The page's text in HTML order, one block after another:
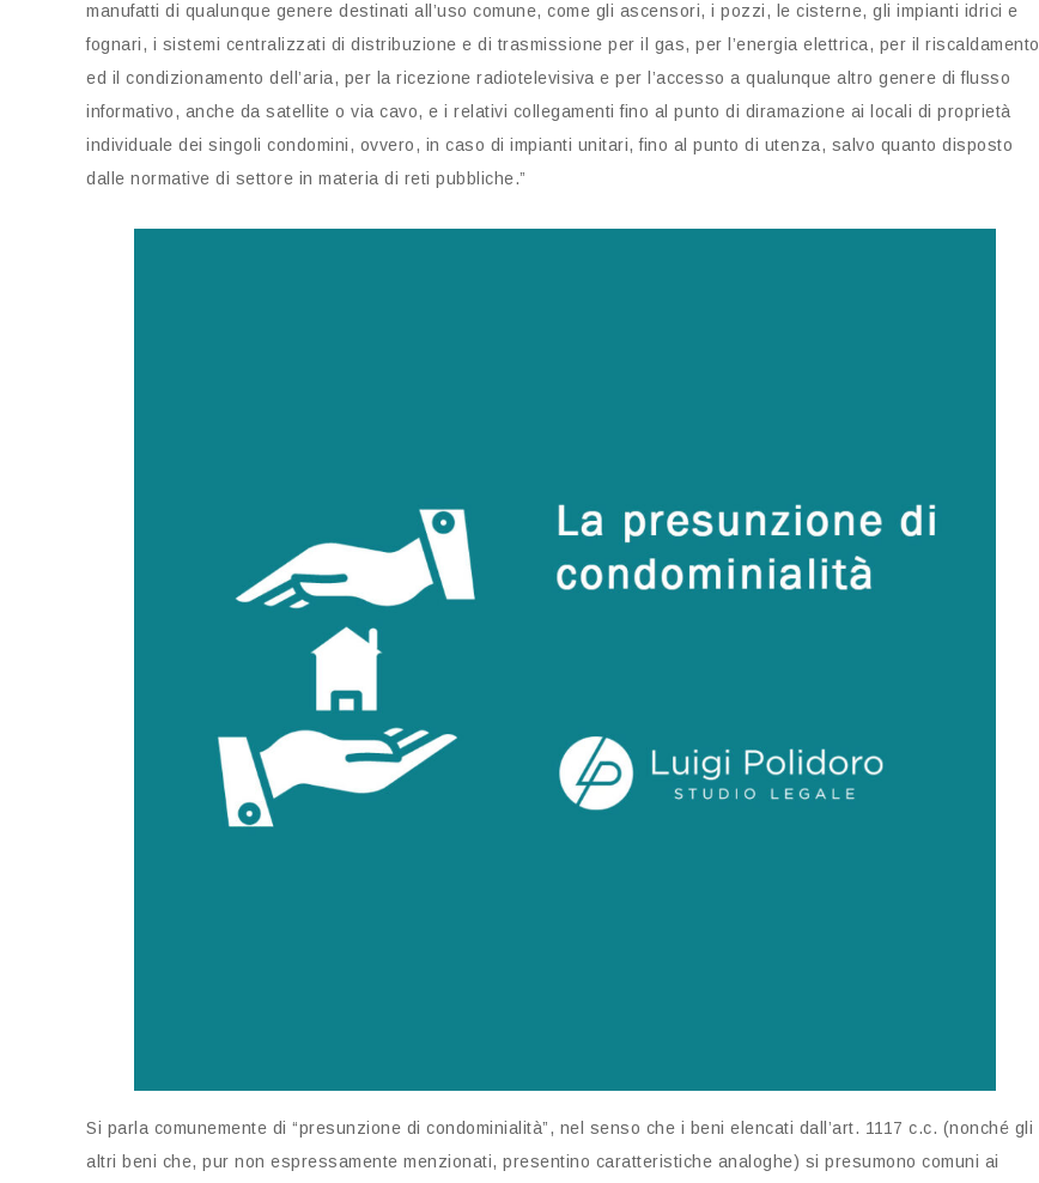
manufatti di qualunque genere destinati all’uso comune, come gli ascensori, i pozzi, le cisterne, gli impianti idrici e
fognari, i sistemi centralizzati di distribuzione e di trasmissione per il gas, per l’energia elettrica, per il riscaldamento
ed il condizionamento dell’aria, per la ricezione radiotelevisiva e per l’accesso a qualunque altro genere di flusso
informativo, anche da satellite o via cavo, e i relativi collegamenti fino al punto di diramazione ai locali di proprietà
individuale dei singoli condomini, ovvero, in caso di impianti unitari, fino al punto di utenza, salvo quanto disposto
dalle normative di settore in materia di reti pubbliche.”
Si parla comunemente di “presunzione di condominialità”, nel senso che i beni elencati dall’art. 1117 c.c. (nonché gli
altri beni che, pur non espressamente menzionati, presentino caratteristiche analoghe) si presumono comuni ai